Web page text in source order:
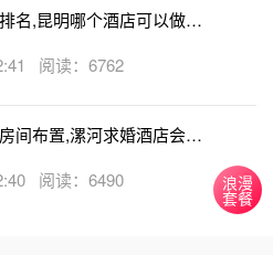
名,昆明哪个酒店可以做求
阅读：6762
间布置,漯河求婚酒店会帮
阅读：6490 浪漫
套餐